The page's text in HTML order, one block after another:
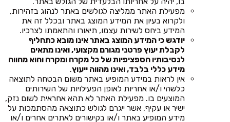
מפעילת האתר ממליצה לגולשים באתר לנהוג בזהירות,
ולקרוא בעיון את המידע המוצג באתר ובכלל זה את
המידע ביחס לשירות עצמו, תיאורו והתאמתו לצרכיו.
יודגש כי המידע המוצג באתר אינו מובא כתחליף
לקבלת יעוץ פרטני מגורם מקצועי, ואינו מתאים
לנסיבותיו הספציפיות של כל מקרה ומקרה והוא מהווה
מידע כללי בלבד, ואינו מהווה ייעוץ.
אין לראות במידע המופיע באתר משום הבטחה לתוצאה
כלשהי ו/או אחריות לאופן הפעילויות של השירותים
המוצעים בו. מפעילת האתר לא תהא אחראית לשום נזק,
ישיר או עקיף, אשר ייגרם לגולש כתוצאה מהסתמכות על
מידע המופיע באתר ו/או בקישורים לאתרים אחרים ו/או